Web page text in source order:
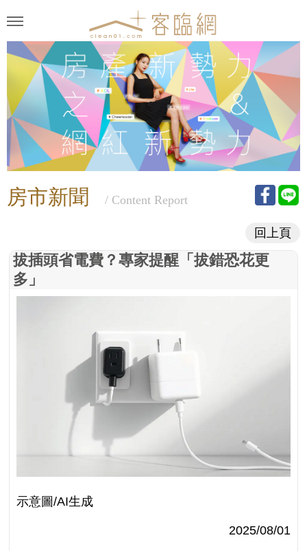
房市新聞 / Content Report
回上頁
拔插頭省電費？專家提醒「拔錯恐花更
多」
示意圖/AI生成
2025/08/01